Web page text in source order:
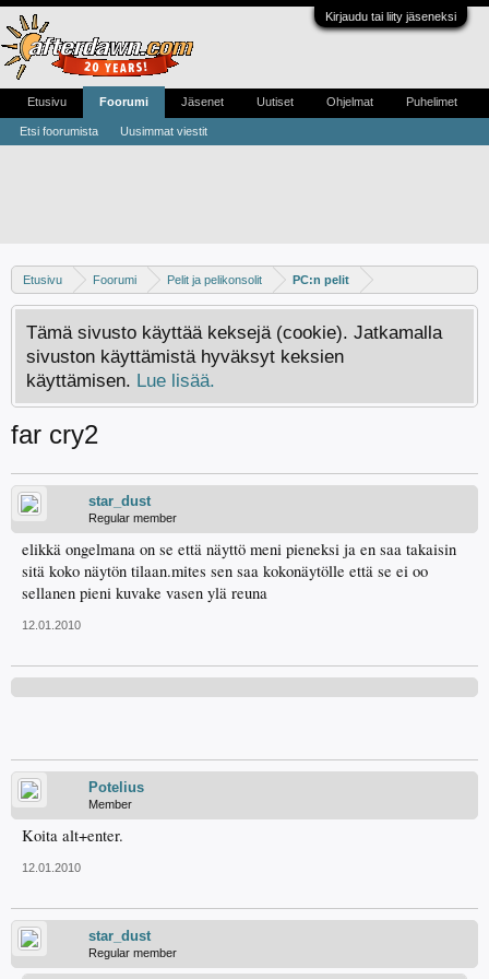
Kirjaudu tai liity jäseneksi
Etusivu Foorumi Pelit ja pelikonsolit PC:n pelit
Tämä sivusto käyttää keksejä (cookie). Jatkamalla
sivuston käyttämistä hyväksyt keksien
käyttämisen. Lue lisää.
far cry2
star_dust
Regular member
elikkä ongelmana on se että näyttö meni pieneksi ja en saa takaisin
sitä koko näytön tilaan.mites sen saa kokonäytölle että se ei oo
sellanen pieni kuvake vasen ylä reuna
12.01.2010
Potelius
Member
Koita alt+enter.
12.01.2010
star_dust
Regular member
Etusivu Foorumi
Etsi foorumista Uusimmat viestit
Jäsenet Uutiset Ohjelmat Puhelimet